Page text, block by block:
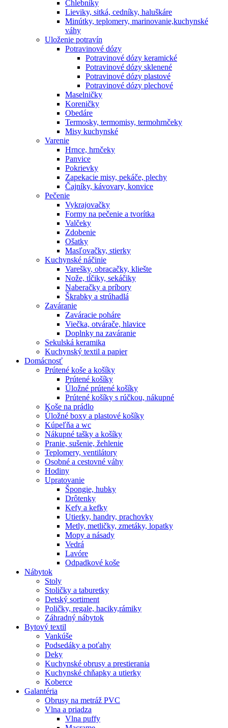
Chlebníky
Lieviky, sitká, cedníky, haluškáre
Minútky, teplomery, marinovanie,kuchynské
váhy
Uloženie potravín
Potravinové dózy
Potravinové dózy keramické
Potravinové dózy sklenené
Potravinové dózy plastové
Potravinové dózy plechové
Maselničky
Koreničky
Obedáre
Termosky, termomisy, termohrnčeky
Misy kuchynské
Varenie
Hrnce, hrnčeky
Panvice
Pokrievky
Zapekacie misy, pekáče, plechy
Čajníky, kávovary, konvice
Pečenie
Vykrajovačky
Formy na pečenie a tvorítka
Valčeky
Zdobenie
Ošatky
Masľovačky, stierky
Kuchynské náčinie
Varešky, obracačky, kliešte
Nože, tĺčiky, sekáčiky
Naberačky a príbory
Škrabky a strúhadlá
Zaváranie
Zaváracie poháre
Viečka, otvárače, hlavice
Doplnky na zaváranie
Sekulská keramika
Kuchynský textil a papier
Domácnosť
Prútené koše a košíky
Prútené košíky
Úložné prútené košíky
Prútené košíky s rúčkou, nákupné
Koše na prádlo
Úložné boxy a plastové košíky
Kúpeľňa a wc
Nákupné tašky a košíky
Pranie, sušenie, žehlenie
Teplomery, ventilátory
Osobné a cestovné váhy
Hodiny
Upratovanie
Špongie, hubky
Drôtenky
Kefy a kefky
Utierky, handry, prachovky
Metly, metličky, zmetáky, lopatky
Mopy a násady
Vedrá
Lavóre
Odpadkové koše
Nábytok
Stoly
Stoličky a taburetky
Detský sortiment
Poličky, regale, haciky,rámiky
Záhradný nábytok
Bytový textil
Vankúše
Podsedáky a poťahy
Deky
Kuchynské obrusy a prestierania
Kuchynské chňapky a utierky
Koberce
Galantéria
Obrusy na metráž PVC
Vlna a priadza
Vlna puffy